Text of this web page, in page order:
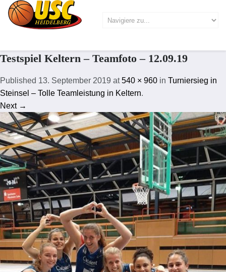
Testspiel Keltern – Teamfoto – 12.09.19
Published 13. September 2019 at540 × 960 in Turniersieg in
Steinsel – Tolle Teamleistung in Keltern.
Next →